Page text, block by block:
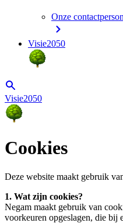
Onze
Visie2050
Visie2050
Cookies
Deze website maakt gebruik
1. Wat zijn cookies?
Negam maakt gebruik van
voorkeuren opgeslagen, die bij